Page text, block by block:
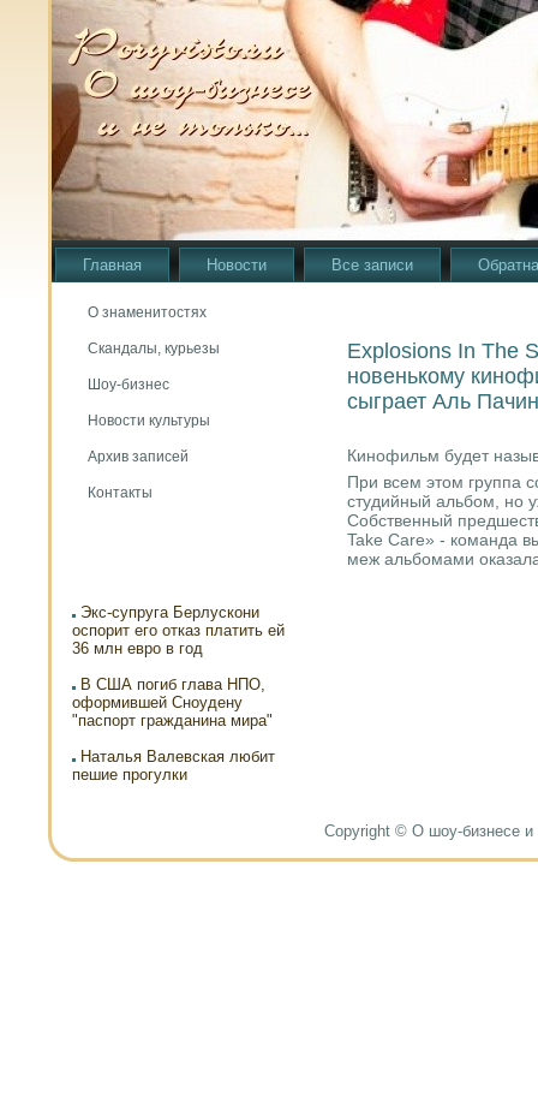
Главная Новости Все записи
О знаменитостях
Скандалы, курьезы
Шоу-бизнес
Новости культуры
Архив записей
Контакты
Экс-супруга Берлускони
оспорит его отказ платить ей
36 млн евро в год
В США погиб глава НПО,
оформившей Сноудену
"паспорт гражданина мира"
Наталья Валевская любит
пешие прогулки
Explosions In The
новенькому
сыграет Аль
Кинофильм будет
При всем этом группа
студийный альбом, но
Собственный
Take Care» - команда
меж альбомами
Copyright © О шоу-бизнесе и